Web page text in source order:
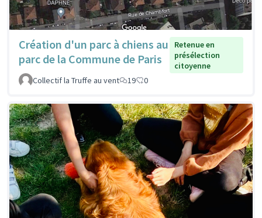
Création d'un parc à chiens au
parc de la Commune de Paris
Retenue en
présélection
citoyenne
Collectif la Truffe au vent
19 0